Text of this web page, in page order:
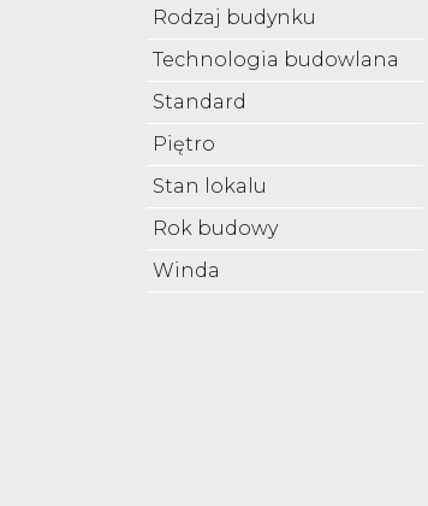
Rodzaj budynku
Technologia budowlana
Standard
Piętro
Stan lokalu
Rok budowy
Winda